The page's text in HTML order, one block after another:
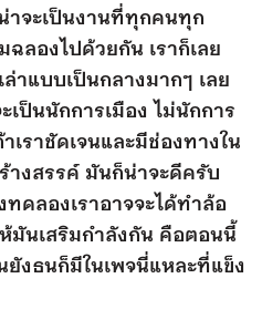
าจะเป็นงานที่ทุกคนทุก
ลองไปด้วยกัน เราก็เลย
าแบบเป็นกลางมากๆ เลย
ป็นนักการเมือง ไม่นักการ
เราชัดเจนและมีช่องทางใน
างสรรค์ มันก็น่าจะดีครับ
ดลองเราอาจจะได้ทำล้อ
มันเสริมกำลังกัน คือตอนนี้
งธนก็มีในเพจนี่แหละที่แข็ง